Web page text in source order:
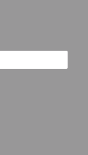
okně))